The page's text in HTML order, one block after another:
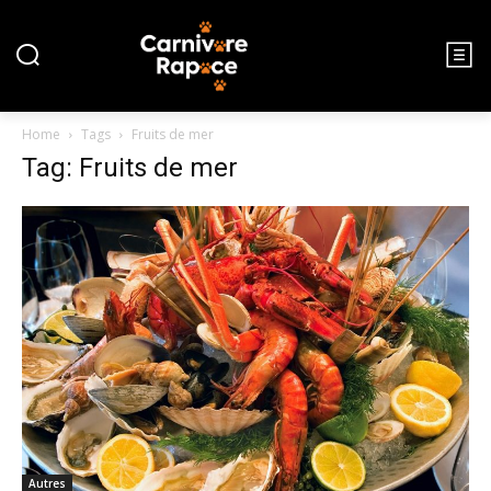
Home Tags Fruits de mer
Tag: Fruits de mer
Autres